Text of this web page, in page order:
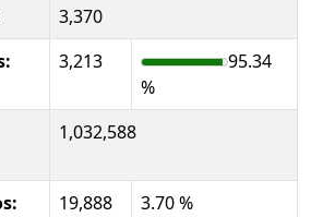
3,370
3,213
95.34
%
1,032,588
19,888
3.70 %